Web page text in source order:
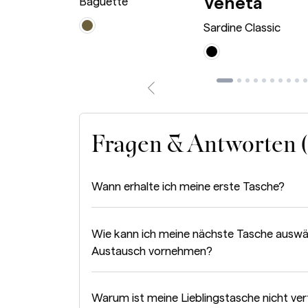
Sardine Classic
Fragen & Antworten
Wann erhalte ich meine erste Tasche?
Wie kann ich meine nächste Tasche
Austausch vornehmen?
Warum ist meine Lieblingstasche nicht